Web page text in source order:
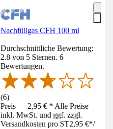
Nachfüllgas CFH 100 ml
Durchschnittliche Bewertung:
2.8 von 5 Sternen. 6
Bewertungen.
(6)
Preis — 2,95 € * Alle Preise
inkl. MwSt. und ggf. zzgl.
Versandkosten pro ST2,95 €*/